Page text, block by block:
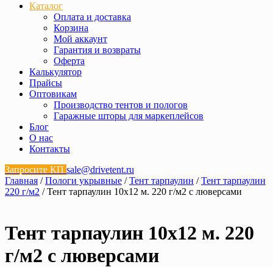
Каталог
Оплата и доставка
Корзина
Мой аккаунт
Гарантия и возвраты
Оферта
Калькулятор
Прайсы
Оптовикам
Производство тентов и пологов
Гаражные шторы для маркеплейсов
Блог
О нас
Контакты
Запросите КП sale@drivetent.ru
Главная /Пологи укрывные /Тент тарпаулин /Тент тарпаулин
220 г/м2 / Тент тарпаулин 10х12 м. 220 г/м2 с люверсами
Тент тарпаулин 10х12 м. 220
г/м2 с люверсами